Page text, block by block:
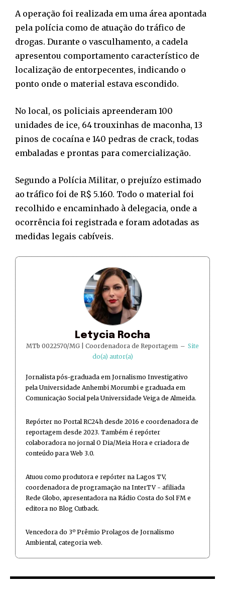
A operação foi realizada em uma área apontada
pela polícia como de atuação do tráfico de
drogas. Durante o vasculhamento, a cadela
apresentou comportamento característico de
localização de entorpecentes, indicando o
ponto onde o material estava escondido.
No local, os policiais apreenderam 100
unidades de ice, 64 trouxinhas de maconha, 13
pinos de cocaína e 140 pedras de crack, todas
embaladas e prontas para comercialização.
Segundo a Polícia Militar, o prejuízo estimado
ao tráfico foi de R$ 5.160. Todo o material foi
recolhido e encaminhado à delegacia, onde a
ocorrência foi registrada e foram adotadas as
medidas legais cabíveis.
Letycia Rocha
MTb 0022570/MG | Coordenadora de Reportagem – Site
do(a) autor(a)
Jornalista pós-graduada em Jornalismo Investigativo
pela Universidade Anhembi Morumbi e graduada em
Comunicação Social pela Universidade Veiga de Almeida.
Repórter no Portal RC24h desde 2016 e coordenadora de
reportagem desde 2023. Também é repórter
colaboradora no jornal O Dia/Meia Hora e criadora de
conteúdo para Web 3.0.
Atuou como produtora e repórter na Lagos TV,
coordenadora de programação na InterTV - afiliada
Rede Globo, apresentadora na Rádio Costa do Sol FM e
editora no Blog Cutback.
Vencedora do 3º Prêmio Prolagos de Jornalismo
Ambiental, categoria web.